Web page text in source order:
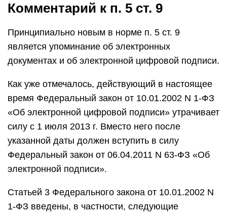
Комментарий к п. 5 ст. 9
Принципиально новым в норме п. 5 ст. 9
является упоминание об электронных
документах и об электронной цифровой подписи.
Как уже отмечалось, действующий в настоящее
время Федеральный закон от 10.01.2002 N 1-ФЗ
«Об электронной цифровой подписи» утрачивает
силу с 1 июля 2013 г. Вместо него после
указанной даты должен вступить в силу
Федеральный закон от 06.04.2011 N 63-ФЗ «Об
электронной подписи».
Статьей 3 Федерального закона от 10.01.2002 N
1-ФЗ введены, в частности, следующие